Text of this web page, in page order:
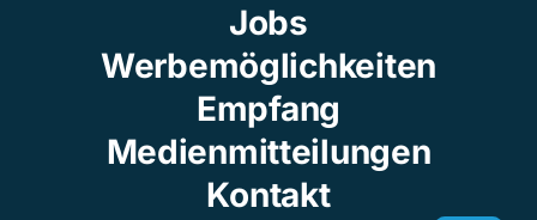
Jobs
Werbemöglichkeiten
Empfang
Medienmitteilungen
Kontakt